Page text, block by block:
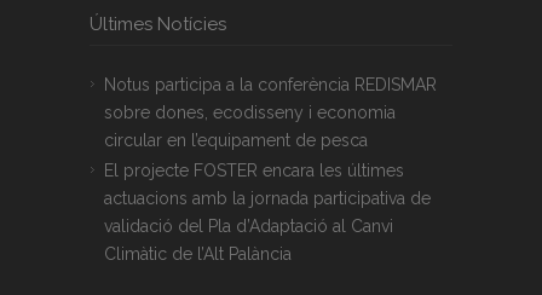
Últimes Notícies
Notus participa a la conferència REDISMAR
sobre dones, ecodisseny i economia
circular en l’equipament de pesca
El projecte FOSTER encara les últimes
actuacions amb la jornada participativa de
validació del Pla d’Adaptació al Canvi
Climàtic de l’Alt Palància